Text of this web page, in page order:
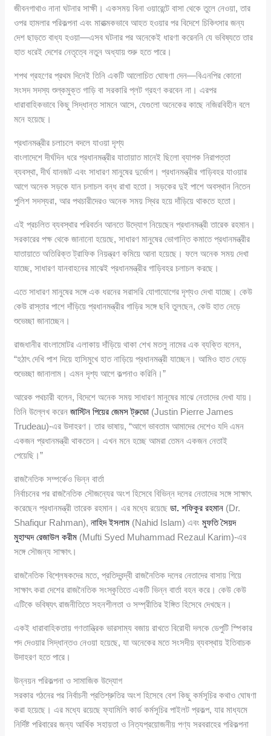
জীবনগাথাও নানা ঘটনার সাক্ষী। একসময় বিনা ওয়ারেন্টে বাসা থেকে তুলে নেওয়া, তার
ওপর হামলার পরিকল্পনা এবং মারাত্মকভাবে আহত হওয়ার পর বিদেশে চিকিৎসার জন্য
দেশ ছাড়তে বাধ্য হওয়া—এসব ঘটনার পর অনেকেই ধারণা করেননি যে ভবিষ্যতে তার
হাত ধরেই দেশের নেতৃত্বে নতুন অধ্যায় শুরু হতে পারে।
শপথ গ্রহণের প্রথম দিনেই তিনি একটি আলোচিত ঘোষণা দেন—বিএনপির কোনো
সংসদ সদস্য শুল্কমুক্ত গাড়ি বা সরকারি প্লট গ্রহণ করবেন না। এরপর
ধারাবাহিকভাবে কিছু সিদ্ধান্ত সামনে আসে, যেগুলো অনেকের কাছে নজিরবিহীন বলে
মনে হয়েছে।
প্রধানমন্ত্রীর চলাচলে বদলে যাওয়া দৃশ্য
বাংলাদেশে দীর্ঘদিন ধরে প্রধানমন্ত্রীর যাতায়াত মানেই ছিলো ব্যাপক নিরাপত্তা
ব্যবস্থা, দীর্ঘ যানজট এবং সাধারণ মানুষের দুর্ভোগ। প্রধানমন্ত্রীর গাড়িবহর যাওয়ার
আগে অনেক সড়কে যান চলাচল বন্ধ রাখা হতো। সড়কের দুই পাশে অবস্থান নিতেন
পুলিশ সদস্যরা, আর পথচারীদেরও অনেক সময় স্থির হয়ে দাঁড়িয়ে থাকতে হতো।
এই প্রচলিত ব্যবস্থার পরিবর্তন আনতে উদ্যোগ নিয়েছেন প্রধানমন্ত্রী তারেক রহমান।
সরকারের পক্ষ থেকে জানানো হয়েছে, সাধারণ মানুষের ভোগান্তি কমাতে প্রধানমন্ত্রীর
যাতায়াতে অতিরিক্ত ট্রাফিক নিয়ন্ত্রণ কমিয়ে আনা হয়েছে। ফলে অনেক সময় দেখা
যাচ্ছে, সাধারণ যানবাহনের মাঝেই প্রধানমন্ত্রীর গাড়িবহর চলাচল করছে।
এতে সাধারণ মানুষের সঙ্গে এক ধরনের সরাসরি যোগাযোগের দৃশ্যও দেখা যাচ্ছে। কেউ
কেউ রাস্তার পাশে দাঁড়িয়ে প্রধানমন্ত্রীর গাড়ির সঙ্গে ছবি তুলছেন, কেউ হাত নেড়ে
শুভেচ্ছা জানাচ্ছেন।
রাজধানীর বাংলামোটর এলাকায় দাঁড়িয়ে থাকা শেখ মতলু নামের এক ব্যক্তি বলেন,
“হঠাৎ দেখি পাশ দিয়ে হাসিমুখে হাত নাড়িয়ে প্রধানমন্ত্রী যাচ্ছেন। আমিও হাত নেড়ে
শুভেচ্ছা জানালাম। এমন দৃশ্য আগে কল্পনাও করিনি।”
আরেক পথচারী বলেন, বিদেশে অনেক সময় সাধারণ মানুষের মাঝে নেতাদের দেখা যায়।
তিনি উল্লেখ করেনজাস্টিন পিয়ের জেমস ট্রুডো (Justin Pierre James
Trudeau)-এর উদাহরণ। তার ভাষায়, “আগে ভাবতাম আমাদের দেশেও যদি এমন
একজন প্রধানমন্ত্রী থাকতেন। এখন মনে হচ্ছে আমরা তেমন একজন নেতাই
পেয়েছি।”
রাজনৈতিক সম্পর্কেও ভিন্ন বার্তা
নির্বাচনের পর রাজনৈতিক সৌজন্যের অংশ হিসেবে বিভিন্ন দলের নেতাদের সঙ্গে সাক্ষাৎ
করেছেন প্রধানমন্ত্রী তারেক রহমান। এর মধ্যে রয়েছেডা. শফিকুর রহমান (Dr.
Shafiqur Rahman),নাহিদ ইসলাম (Nahid Islam) এবংমুফতি সৈয়দ
মুহাম্মদ রেজাউল করীম (Mufti Syed Muhammad Rezaul Karim)-এর
সঙ্গে সৌজন্য সাক্ষাৎ।
রাজনৈতিক বিশ্লেষকদের মতে, প্রতিদ্বন্দ্বী রাজনৈতিক দলের নেতাদের বাসায় গিয়ে
সাক্ষাৎ করা দেশের রাজনৈতিক সংস্কৃতিতে একটি ভিন্ন বার্তা বহন করে। কেউ কেউ
এটিকে ভবিষ্যৎ রাজনীতিতে সহনশীলতা ও সম্প্রীতির ইঙ্গিত হিসেবে দেখছেন।
একই ধারাবাহিকতায় গণতান্ত্রিক ভারসাম্য বজায় রাখতে বিরোধী দলকে ডেপুটি স্পিকার
পদ দেওয়ার সিদ্ধান্তও নেওয়া হয়েছে, যা অনেকের মতে সংসদীয় ব্যবস্থায় ইতিবাচক
উদাহরণ হতে পারে।
উন্নয়ন পরিকল্পনা ও সামাজিক উদ্যোগ
সরকার গঠনের পর নির্বাচনী প্রতিশ্রুতির অংশ হিসেবে বেশ কিছু কর্মসূচির কথাও ঘোষণা
করা হয়েছে। এর মধ্যে রয়েছে ফ্যামিলি কার্ড কর্মসূচির পাইলট প্রকল্প, যার মাধ্যমে
নির্দিষ্ট পরিবারের জন্য আর্থিক সহায়তা ও নিত্যপ্রয়োজনীয় পণ্য সরবরাহের পরিকল্পনা